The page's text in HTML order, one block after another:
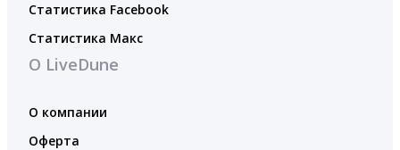
Статистика Facebook
Статистика Макс
О LiveDune
О компании
Оферта